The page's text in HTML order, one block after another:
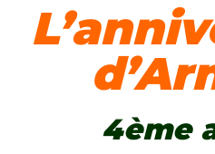
4ème